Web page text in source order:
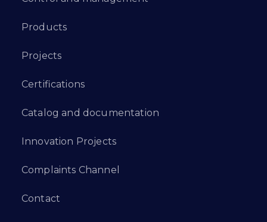
Products
Projects
Certifications
Catalog and documentation
Innovation Projects
Complaints Channel
Contact